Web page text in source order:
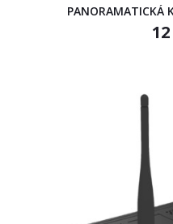
PANORAMATICKÁ